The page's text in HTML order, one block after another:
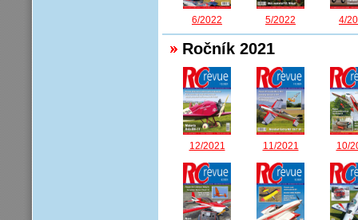
6/2022 5/2022 4/
Ročník 2021
12/2021 11/2021 10/